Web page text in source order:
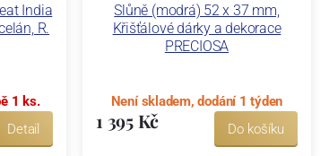
India
R.
1 ks.
Detail
Slůně (modrá) 52 x 37 mm,
Křišťálové dárky a dekorace
PRECIOSA
Není skladem, dodání 1 týden
1 395 Kč Do košíku